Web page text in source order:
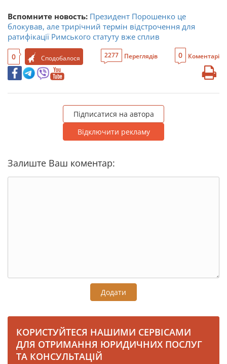
Вспомните новость: Президент Порошенко це
блокував, але трирічний термін відстрочення для
ратифікації Римського статуту вже сплив
0 Сподобалося 2277 Переглядів 0 Коментарі
Підписатися на автора
Відключити рекламу
Залиште Ваш коментар:
Додати
КОРИСТУЙТЕСЯ НАШИМИ СЕРВІСАМИ
ДЛЯ ОТРИМАННЯ ЮРИДИЧНИХ ПОСЛУГ
ТА КОНСУЛЬТАЦІЙ